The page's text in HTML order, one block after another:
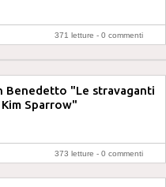
371 letture - 0 commenti
Benedetto "Le stravaganti
Sparrow"
373 letture - 0 commenti